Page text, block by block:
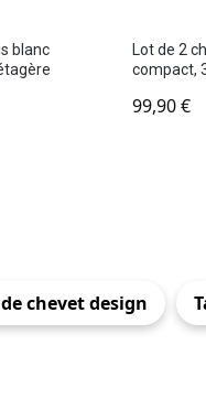
blanc
Lot de 2
compact,
99,90€
chevet design